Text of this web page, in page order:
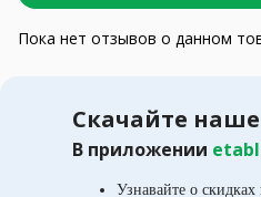
Пока нет отзывов о данном
Скачайте
В приложении etabl
Узнавайте о